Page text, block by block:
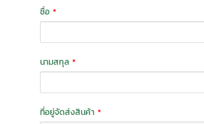
ชื่อ *
นามสกุล *
ที่อยู่จัดส่งสินค้า *